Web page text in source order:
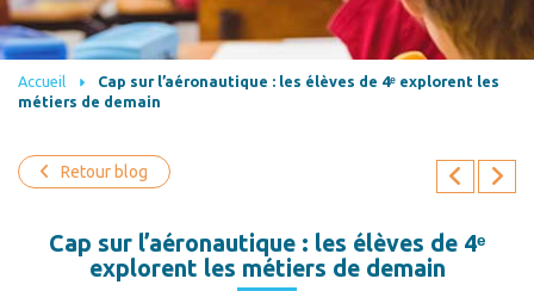
Accueil
Cap sur l’aéronautique : les élèves de 4ᵉ explorent les
métiers de demain
Retour blog
Cap sur l’aéronautique : les élèves de 4ᵉ
explorent les métiers de demain